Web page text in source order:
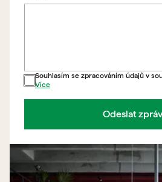
Souhlasím se zpracováním údajů v
Více
Odeslat